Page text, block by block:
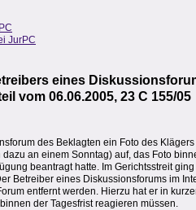
JurPC
eines
vom 06.06.2005, 23 C 155/05
des Beklagten ein Foto des
an einem Sonntag) auf, das Foto
beantragt hatte. Im Gerichtsstreit
Betreiber eines Diskussionsforums im
entfernt werden. Hierzu hat er in
der Tagesfrist reagieren müssen.